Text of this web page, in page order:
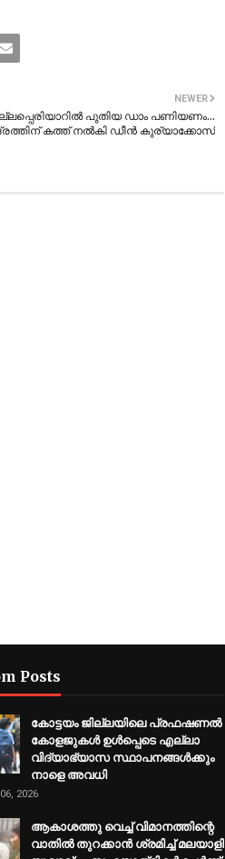
NEWER
പുതിയ ഡാം പണിയണം…
കത്ത് നല്‍കി ഡീന്‍ കുര്യാക്കോസ്
Posts
കോട്ടയം ജില്ലയിലെ പ്രഫഷണൽ
കോളജുകൾ ഉൾപ്പെടെ എല്ലാ
വിദ്യാഭ്യാസ സ്ഥാപനങ്ങൾക്കും
നാളെ അവധി
2026
ആകാശത്തു വെച്ച് വിമാനത്തിന്റെ
വാതില്‍ തുറക്കാന്‍ ശ്രമിച്ച് മലയാളി